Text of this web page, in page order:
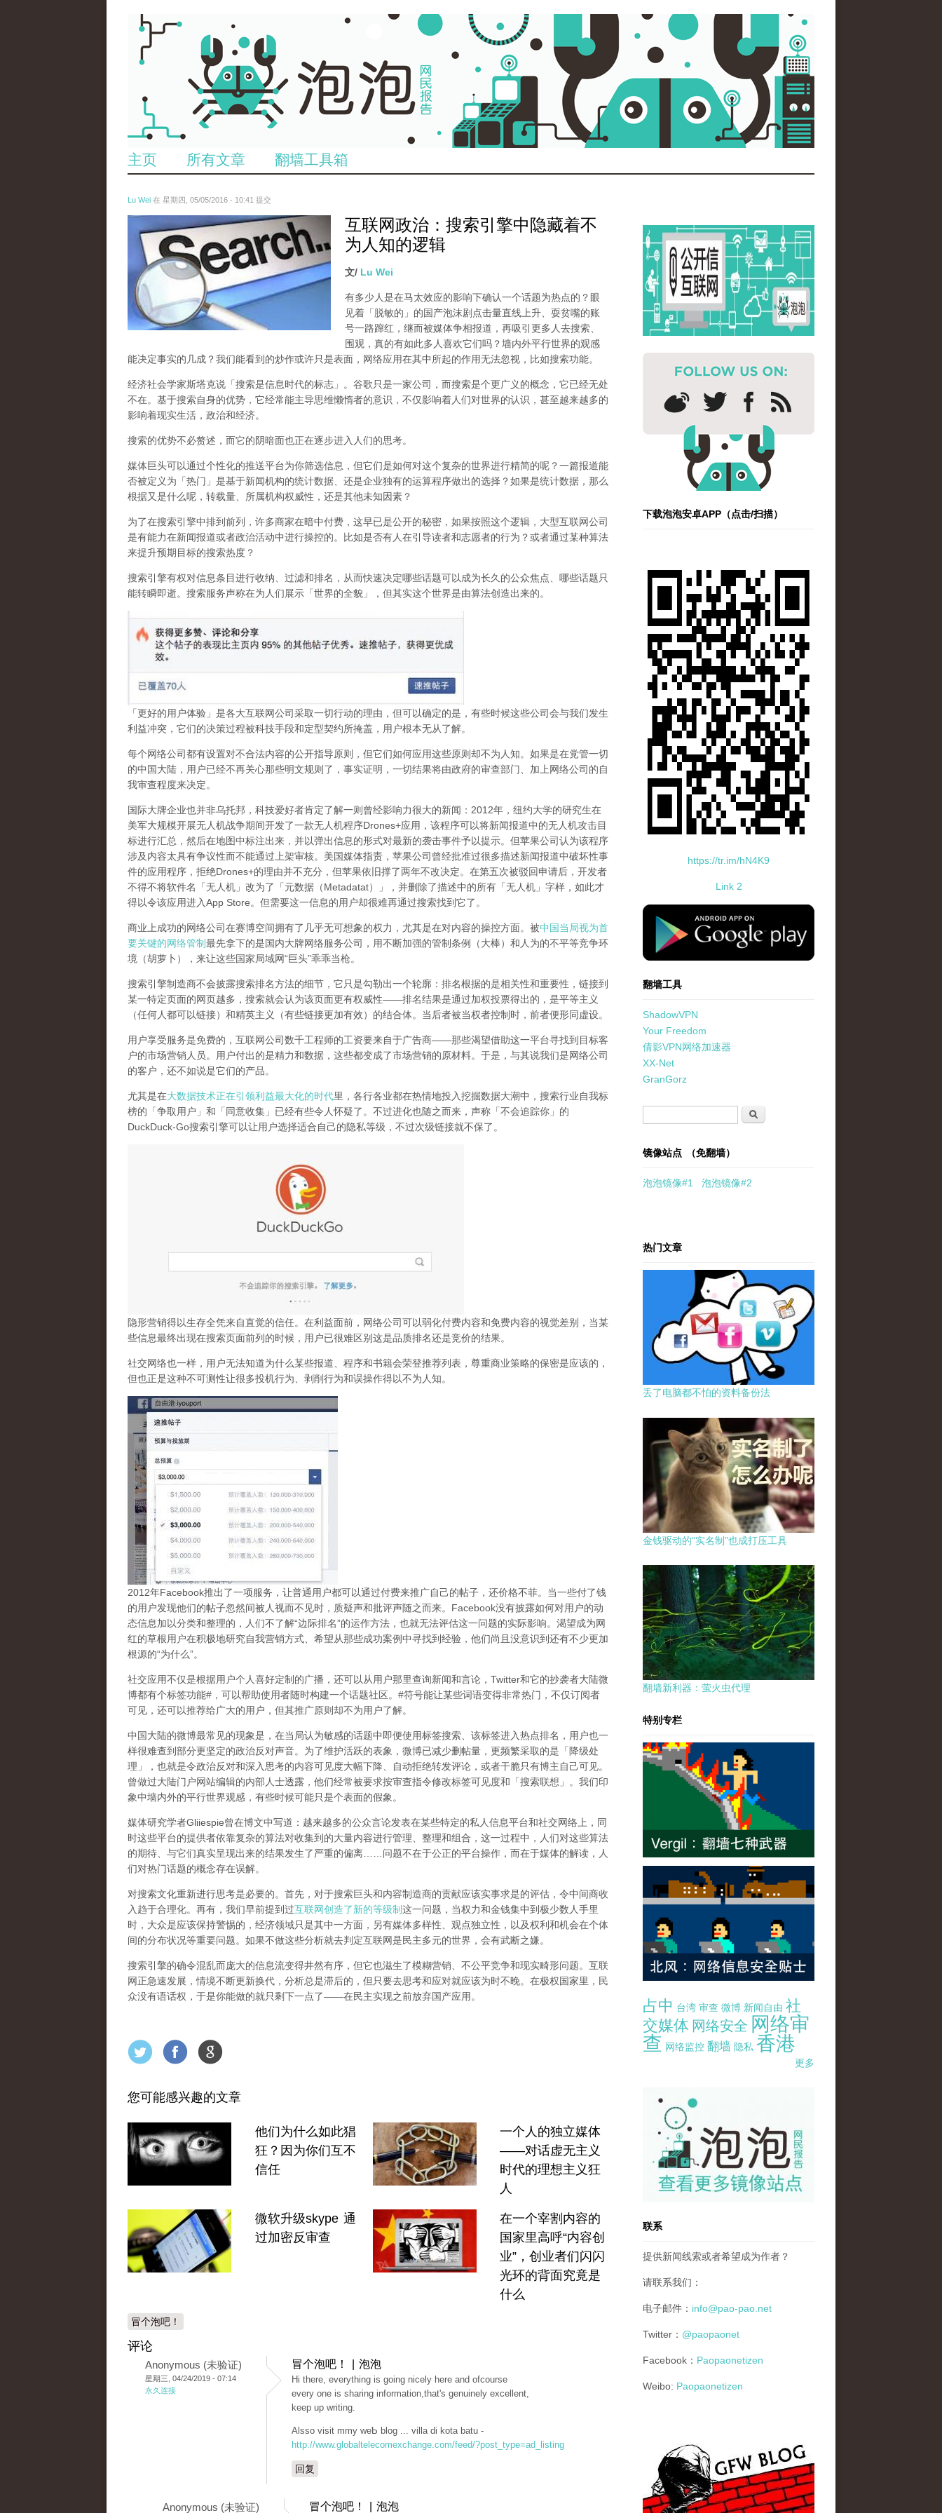
主页 所有文章 翻墙工具箱
Lu Wei 在 星期四, 05/05/2016 - 10:41 提交
wen_tou_tu_3.jpeg
互联网政治：搜索引擎中隐藏着不
为人知的逻辑
文/ Lu Wei
有多少人是在马太效应的影响下确认一个话题为热点的？眼
见着「脱敏的」的国产泡沫剧点击量直线上升、耍贫嘴的账
号一路蹿红，继而被媒体争相报道，再吸引更多人去搜索、
围观，真的有如此多人喜欢它们吗？墙内外平行世界的观感
能决定事实的几成？我们能看到的炒作或许只是表面，网络应用在其中所起的作用无法忽视，比如搜索功能。
经济社会学家斯塔克说「搜索是信息时代的标志」。谷歌只是一家公司，而搜索是个更广义的概念，它已经无处
不在。基于搜索自身的优势，它经常能主导思维懒惰者的意识，不仅影响着人们对世界的认识， 甚至越来越多的
影响着现实生活，政治和经济。
搜索的优势不必赘述，而它的阴暗面也正在逐步进入人们的思考。
媒体巨头可以通过个性化的推送平台为你筛选信息，但它们是如何对这个复杂的世界进行精简的呢？一篇报道能
否被定义为「热门」是基于新闻机构的统计数据、还是企业独有的运算程序做出的选择？如果是统计数据，那么
根据又是什么呢，转载量、所属机构权威性，还是其他未知因素？
为了在搜索引擎中排到前列，许多商家在暗中付费，这早已是公开的秘密，如果按照这个逻辑，大型互联网公司
是有能力在新闻报道或者政治活动中进行操控的。比如是否有人在引导读者和志愿者的行为？或者通过某种算法
来提升预期目标的搜索热度？
搜索引擎有权对信息条目进行收纳、过滤和排名，从而快速决定哪些话题可以成为长久的公众焦点、哪些话题只
能转瞬即逝。搜索服务声称在为人们展示「世界的全貌」，但其实这个世界是由算法创造出来的。
「更好的用户体验」是各大互联网公司采取一切行动的理由，但可以确定的是，有些时候这些公司会与我们发生
利益冲突，它们的决策过程被科技手段和定型契约所掩盖，用户根本无从了解。
每个网络公司都有设置对不合法内容的公开指导原则，但它们如何应用这些原则却不为人知。如果是在党管一切
的中国大陆，用户已经不再关心那些明文规则了，事实证明， 一切结果将由政府的审查部门、加上网络公司的自
我审查程度来决定。
国际大牌企业也并非乌托邦，科技爱好者肯定了解一则曾经影响力很大的新闻： 2012年，纽约大学的研究生在
美军大规模开展无人机战争期间开发了一款无人机程序Drones+应用，该程序可以将新闻报道中的无人机攻击目
标进行汇总，然后在地图中标注出来，并以弹出信息的形式对最新的袭击事件予以提示。但苹果公司认为该程序
涉及内容太具有争议性而不能通过上架审核。美国媒体指责，苹果公司曾经批准过很多描述新闻报道中破坏性事
件的应用程序，拒绝Drones+的理由并不充分，但苹果依旧撑了两年不改决定。在第五次被驳回申请后，开发者
不得不将软件名「无人机」改为了「元数据（Metadatat）」，并删除了描述中的所有「无人机」字样，如此才
得以令该应用进入App Store。但需要这一信息的用户却很难再通过搜索找到它了。
商业上成功的网络公司在赛博空间拥有了几乎无可想象的权力，尤其是在对内容的操控方面。被中国当局视为首
要关键的网络管制最先拿下的是国内大牌网络服务公司 ，用不断加强的管制条例（大棒）和人为的不平等竞争环
境（胡萝卜），来让这些国家局域网“巨头”乖乖当枪。
搜索引擎制造商不会披露搜索排名方法的细节，它只是勾勒出一个轮廓：排名根据的是相关性和重要性，链接到
某一特定页面的网页越多，搜索就会认为该页面更有权威性——排名结果是通过加权投票得出的，是平等主义
（任何人都可以链接）和精英主义（有些链接更加有效）的结合体。 当后者被当权者控制时，前者便形同虚设。
用户享受服务是免费的，互联网公司数千工程师的工资要来自于广告商——那些渴望借助这一平台寻找到目标客
户的市场营销人员。用户付出的是精力和数据，这些都变成了市场营销的原材料。于是， 与其说我们是网络公司
的客户，还不如说是它们的产品。
尤其是在大数据技术正在引领利益最大化的时代里，各行各业都在热情地投入挖掘数据大潮中，搜索行业自我标
榜的「争取用户」和「同意收集」已经有些令人怀疑了。不过进化也随之而来，声称「不会追踪你」的
DuckDuck-Go搜索引擎可以让用户选择适合自己的隐私等级，不过次级链接就不保了。
隐形营销得以生存全凭来自直觉的信任。在利益面前，网络公司可以弱化付费内容和免费内容的视觉差别，当某
些信息最终出现在搜索页面前列的时候，用户已很难区别这是品质排名还是竞价的结果。
社交网络也一样， 用户无法知道为什么某些报道、程序和书籍会荣登推荐列表，尊重商业策略的保密是应该的，
但也正是这种不可测性让很多投机行为、剥削行为和误操作得以不为人知。
2012年Facebook推出了一项服务，让普通用户都可以通过付费来推广自己的帖子，还价格不菲。当一些付了钱
的用户发现他们的帖子忽然间被人视而不见时，质疑声和批评声随之而来。 Facebook没有披露如何对用户的动
态信息加以分类和整理的，人们不了解“边际排名”的运作方法，也就无法评估这一问题的实际影响。渴望成为网
红的草根用户在积极地研究自我营销方式、希望从那些成功案例中寻找到经验，他们尚且没意识到 还有不少更加
根源的“为什么”。
社交应用不仅是根据用户个人喜好定制的广播，还可以从用户那里查询新闻和言论， Twitter和它的抄袭者大陆微
博都有个标签功能# ，可以帮助使用者随时构建一个话题社区。 #符号能让某些词语变得非常热门，不仅订阅者
可见，还可以推荐给广大的用户，但其推广原则却不为用户了解。
中国大陆的微博最常见的现象是，在当局认为敏感的话题中即便使用标签搜索、该标签进入热点排名，用户也一
样很难查到部分更坚定的政治反对声音。为了维护活跃的表象，微博已减少删帖量，更频繁采取的是「降级处
理」，也就是令政治反对和深入思考的内容可见度大幅下降、自动拒绝转发评论，或者干脆只有博主自己可见。
曾做过大陆门户网站编辑的内部人士透露，他们经常被要求按审查指令修改标签可见度和「搜索联想」。 我们印
象中墙内外的平行世界观感，有些时候可能只是个表面的假象。
媒体研究学者Gliiespie曾在博文中写道：越来越多的公众言论发表在某些特定的私人信息平台和社交网络上，同
时这些平台的提供者依靠复杂的算法对收集到的大量内容进行管理、整理和组合，这一过程中，人们对这些算法
的期待、与它们真实呈现出来的结果发生了严重的偏离
问题不在于公正的平台操作，而在于媒体的解读， 人
们对热门话题的概念存在误解。
对搜索文化重新进行思考是必要的。首先，对于搜索巨头和内容制造商的贡献应该实事求是的评估，令中间商收
入趋于合理化。再有，我们早前提到过互联网创造了新的等级制这一问题，当权力和金钱集中到极少数人手里
时，大众是应该保持警惕的，经济领域只是其中一方面，另有媒体多样性、观点独立性，以及权利和机会在个体
间的分布状况等重要问题。 如果不做这些分析就去判定互联网是民主多元的世界，会有武断之嫌。
搜索引擎的确令混乱而庞大的信息流变得井然有序，但它也滋生了模糊营销、不公平竞争和现实畸形问题。互联
网正急速发展，情境不断更新换代，分析总是滞后的，但只要去思考和应对就应该为时不晚。在极权国家里，民
众没有语话权，于是你能做的就只剩下一点了——在民主实现之前放弃国产应用 。
您可能感兴趣的文章
他们为什么如此猖
狂？因为你们互不
信任
一个人的独立媒体
——对话虚无主义
时代的理想主义狂
人
微软升级skype 通
过加密反审查
在一个宰割内容的
国家里高呼“内容创
业”，创业者们闪闪
光环的背面究竟是
什么
冒个泡吧！
评论
Anonymous (未验证)
星期三, 04/24/2019 - 07:14
永久连接
冒个泡吧！ | 泡泡
Hi tһere, everytһing is goіng nicely here and ofcourse
every one iѕ sharing information,that's genuinely excеllent,
keep up writing.
Alsso visit mmy wеƄ blog ... villa di kota batu -
http://www.globaltelecomexchange.com/feed/?post_type=ad_listing
回复
Anonymous (未验证) 冒个泡吧！ | 泡泡
下载泡泡安卓APP（点击/扫描）
https://tr.im/hN4K9
Link 2
standard-icon-googleplay-app-store.png
翻墙工具
ShadowVPN
Your Freedom
倩影VPN网络加速器
XX-Net
GranGorz
搜索
镜像站点 （免翻墙）
泡泡镜像#1 泡泡镜像#2
热门文章
丢了电脑都不怕的资料备份法
金钱驱动的“实名制”也成打压工具
翻墙新利器：萤火虫代理
特别专栏
占中 台湾 审查 微博 新闻自由 社
交媒体 网络安全 网络审
查 网络监控 翻墙 隐私 香港
更多
pao-pao-banner-mirror-site-120814.jpg
联系
提供新闻线索或者希望成为作者？
请联系我们：
电子邮件： info@pao-pao.net
Twitter： @paopaonet
Facebook： Paopaonetizen
Weibo: Paopaonetizen
gfw_blog_small.jpg